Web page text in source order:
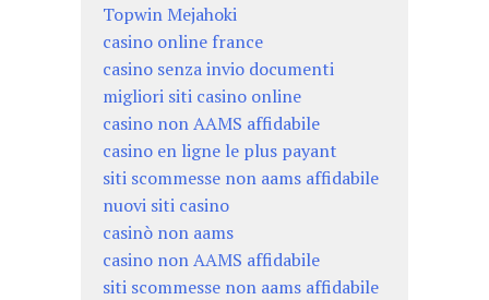
Topwin Mejahoki
casino online france
casino senza invio documenti
migliori siti casino online
casino non AAMS affidabile
casino en ligne le plus payant
siti scommesse non aams affidabile
nuovi siti casino
casinò non aams
casino non AAMS affidabile
siti scommesse non aams affidabile